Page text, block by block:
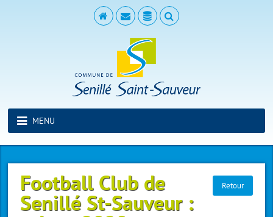
MENU
Retour
Football Club de
Senillé St-Sauveur :